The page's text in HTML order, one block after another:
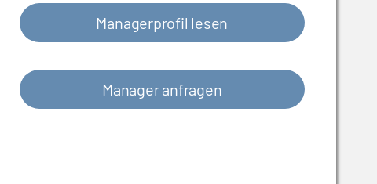
Managerprofil lesen
Manager anfragen